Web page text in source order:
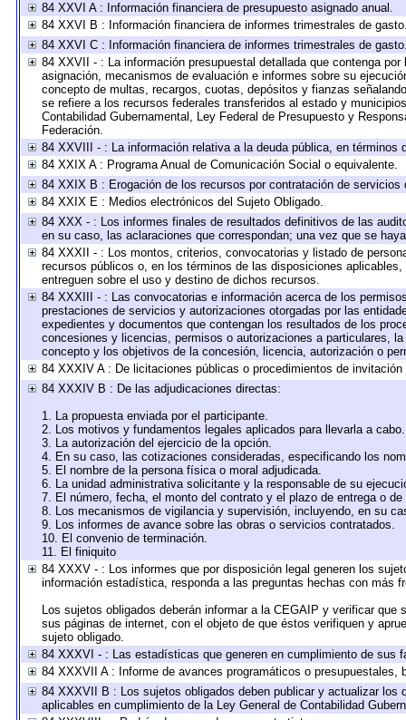
84 XXVI A : Información financiera de presupuesto asignado anual.
84 XXVI B : Información financiera de informes trimestrales de
84 XXVI C : Información financiera de informes trimestrales de
84 XXVII - : La información presupuestal detallada que contenga
asignación, mecanismos de evaluación e informes sobre su
concepto de multas, recargos, cuotas, depósitos y fianzas
se refiere a los recursos federales transferidos al estado y
Contabilidad Gubernamental, Ley Federal de Presupuesto y
Federación.
84 XXVIII - : La información relativa a la deuda pública, en términos
84 XXIX A : Programa Anual de Comunicación Social o equivalente.
84 XXIX B : Erogación de los recursos por contratación de
84 XXIX E : Medios electrónicos del Sujeto Obligado.
84 XXX - : Los informes finales de resultados definitivos de las
en su caso, las aclaraciones que correspondan; una vez que se
84 XXXII - : Los montos, criterios, convocatorias y listado de
recursos públicos o, en los términos de las disposiciones
entreguen sobre el uso y destino de dichos recursos.
84 XXXIII - : Las convocatorias e información acerca de los
prestaciones de servicios y autorizaciones otorgadas por las
expedientes y documentos que contengan los resultados de los
concesiones y licencias, permisos o autorizaciones a particulares,
concepto y los objetivos de la concesión, licencia, autorización o
84 XXXIV A : De licitaciones públicas o procedimientos de invitación
84 XXXIV B : De las adjudicaciones directas:
1. La propuesta enviada por el participante.
2. Los motivos y fundamentos legales aplicados para llevarla a cabo.
3. La autorización del ejercicio de la opción.
4. En su caso, las cotizaciones consideradas, especificando los
5. El nombre de la persona física o moral adjudicada.
6. La unidad administrativa solicitante y la responsable de su
7. El número, fecha, el monto del contrato y el plazo de entrega o
8. Los mecanismos de vigilancia y supervisión, incluyendo, en su
9. Los informes de avance sobre las obras o servicios contratados.
10. El convenio de terminación.
11. El finiquito
84 XXXV - : Los informes que por disposición legal generen los
información estadística, responda a las preguntas hechas con más
Los sujetos obligados deberán informar a la CEGAIP y verificar
sus páginas de internet, con el objeto de que éstos verifiquen y
sujeto obligado.
84 XXXVI - : Las estadísticas que generen en cumplimiento de sus
84 XXXVII A : Informe de avances programáticos o presupuestales,
84 XXXVII B : Los sujetos obligados deben publicar y actualizar
aplicables en cumplimiento de la Ley General de Contabilidad